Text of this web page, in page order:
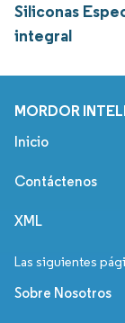
Siliconas
integral
MORDOR
Inicio
Contáctenos
XML
Las siguientes
Sobre Nosotros